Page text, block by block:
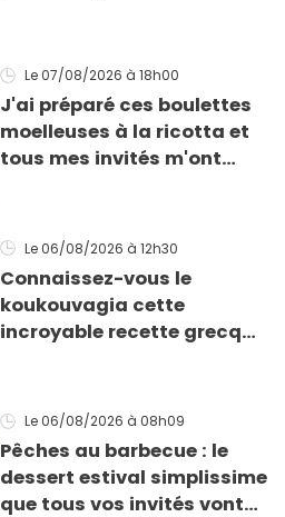
Le 07/08/2026 à 18h00
J'ai préparé ces boulettes
moelleuses à la ricotta et
tous mes invités m'ont
Le 06/08/2026 à 12h30
Connaissez-vous le
koukouvagia cette
incroyable recette grecque
Le 06/08/2026 à 08h09
Pêches au barbecue : le
dessert estival simplissime
que tous vos invités vont